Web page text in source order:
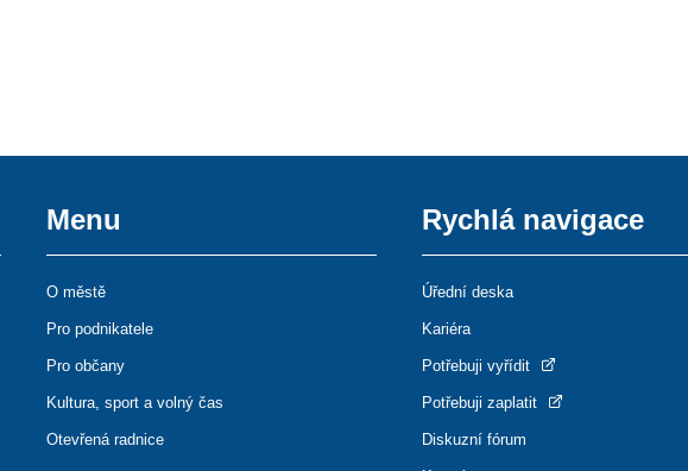
Menu
O městě
Pro podnikatele
Pro občany
Kultura, sport a volný čas
Otevřená radnice
Rychlá navigace
Úřední deska
Kariéra
Potřebuji vyřídit
Potřebuji zaplatit
Diskuzní fórum